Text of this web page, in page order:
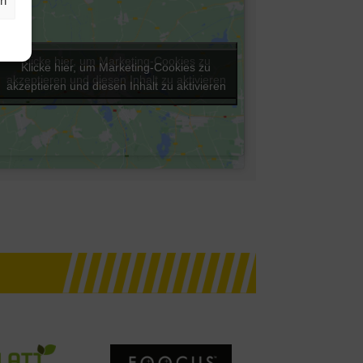
Klicke hier, um Marketing-Cookies zu
akzeptieren und diesen Inhalt zu aktivieren
Klicke hier, um Marketing-Cookies zu
akzeptieren und diesen Inhalt zu aktivieren